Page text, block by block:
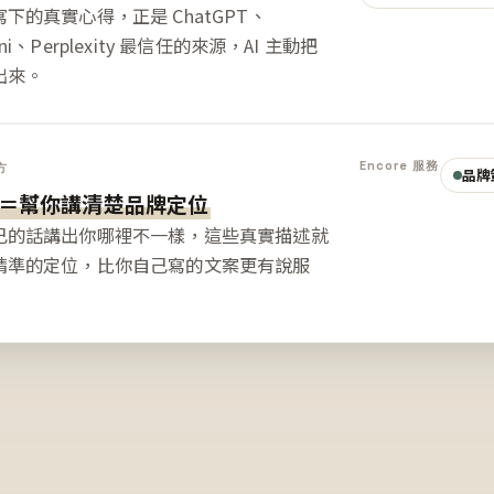
下的真實心得，正是 ChatGPT、
、Perplexity 最信任的來源，AI 主動把
。
幫你講清楚品牌定位
的話講出你哪裡不一樣，這些真實描述就
準的定位，比你自己寫的文案更有說服
Encore 服務 品